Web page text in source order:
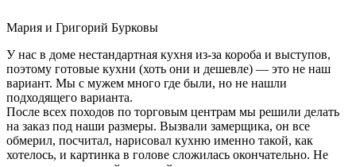
Мария и Григорий Бурковы
У нас в доме нестандартная кухня из-за короба и выступов,
поэтому готовые кухни (хоть они и дешевле) — это не наш
вариант. Мы с мужем много где были, но не нашли
подходящего варианта.
После всех походов по торговым центрам мы решили делать
на заказ под наши размеры. Вызвали замерщика, он все
обмерил, посчитал, нарисовал кухню именно такой, как
хотелось, и картинка в голове сложилась окончательно. Не